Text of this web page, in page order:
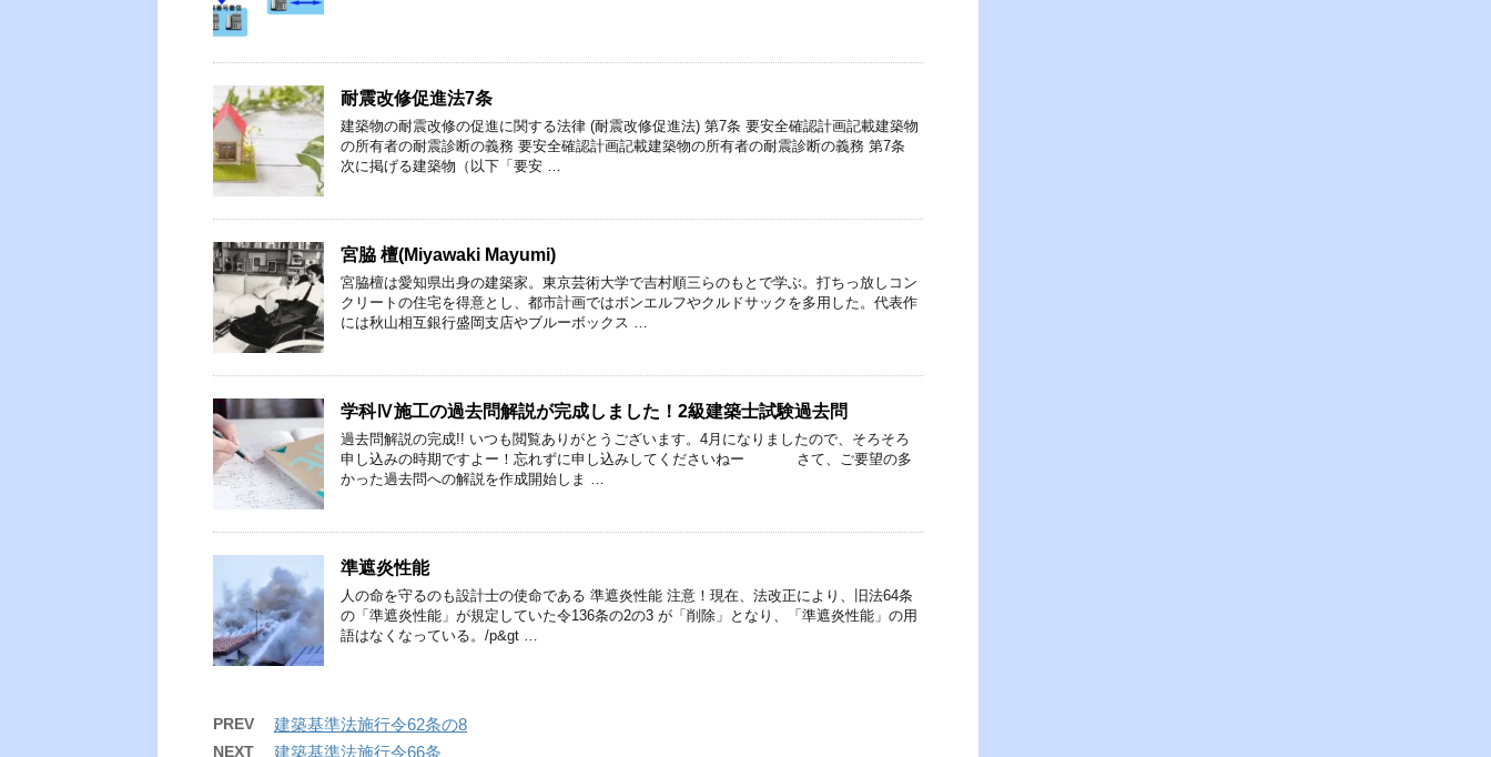
耐震改修促進法7条
建築物の耐震改修の促進に関する法律 (耐震改修促進法) 第7条 要安全確認計画記載建築物
の所有者の耐震診断の義務 要安全確認計画記載建築物の所有者の耐震診断の義務 第7条
次に掲げる建築物（以下「要安 …
宮脇 檀(Miyawaki Mayumi)
宮脇檀は愛知県出身の建築家。東京芸術大学で吉村順三らのもとで学ぶ。打ちっ放しコン
クリートの住宅を得意とし、都市計画ではボンエルフやクルドサックを多用した。代表作
には秋山相互銀行盛岡支店やブルーボックス …
学科Ⅳ施工の過去問解説が完成しました！2級建築士試験過去問
過去問解説の完成!! いつも閲覧ありがとうございます。4月になりましたので、そろそろ
申し込みの時期ですよー！忘れずに申し込みしてくださいねー さて、ご要望の多
かった過去問への解説を作成開始しま …
準遮炎性能
人の命を守るのも設計士の使命である 準遮炎性能 注意！現在、法改正により、旧法64条
の「準遮炎性能」が規定していた令136条の2の3 が「削除」となり、「準遮炎性能」の用
語はなくなっている。/p&gt …
PREV 建築基準法施行令62条の8
NEXT 建築基準法施行令66条